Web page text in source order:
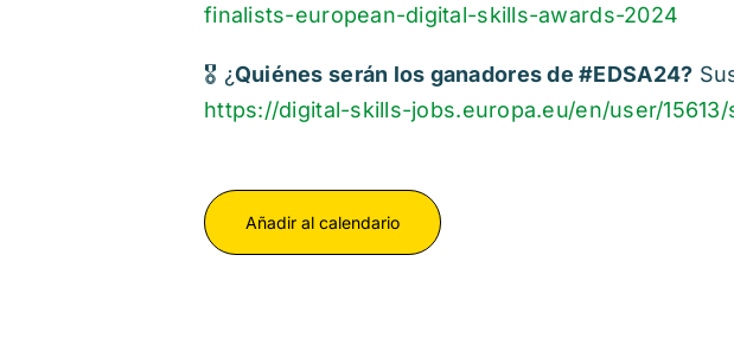
finalists-european-digital-skills-awards-2024
🎖️ ¿Quiénes serán los ganadores de #EDSA24?
https://digital-skills-jobs.europa.eu/en/user/
Añadir al calendario